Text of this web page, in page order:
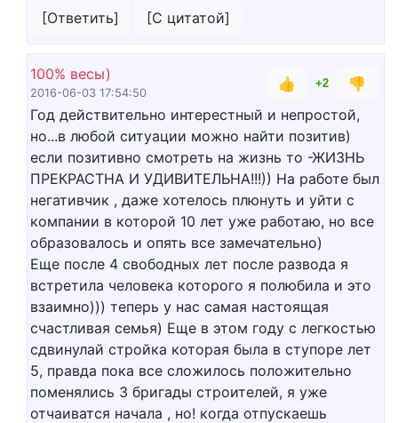
[Ответить]
[С цитатой]
100% весы)
2016-06-03 17:54:50
👍 +2
👎
Год действительно интерестный и непростой,
но...в любой ситуации можно найти позитив)
если позитивно смотреть на жизнь то -ЖИЗНЬ
ПРЕКРАСТНА И УДИВИТЕЛЬНА!!!)) На работе был
негативчик , даже хотелось плюнуть и уйти с
компании в которой 10 лет уже работаю, но все
образовалось и опять все замечательно)
Еще после 4 свободных лет после развода я
встретила человека которого я полюбила и это
взаимно))) теперь у нас самая настоящая
счастливая семья) Еще в этом году с легкостью
сдвинулай стройка которая была в ступоре лет
5, правда пока все сложилось положительно
поменялись 3 бригады строителей, я уже
отчаиватся начала , но! когда отпускаешь